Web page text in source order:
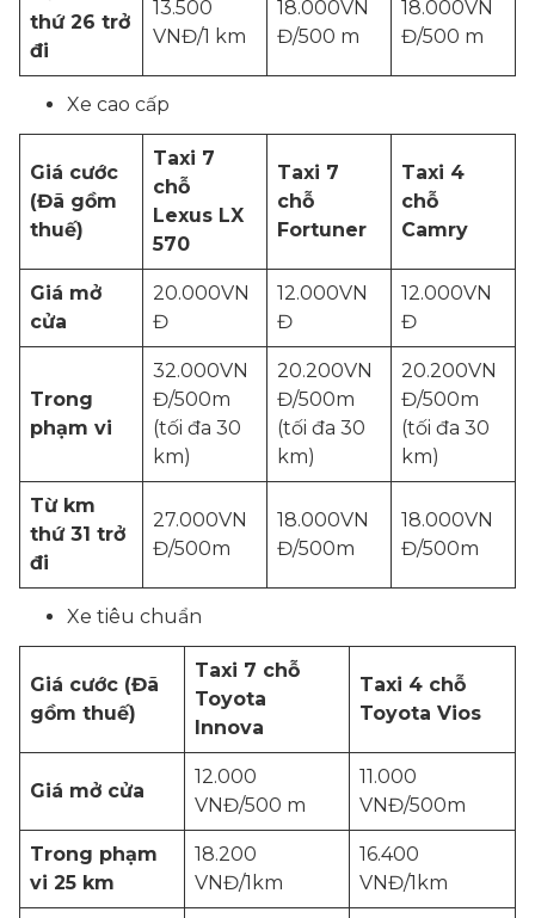
thứ 26 trở
đi
13.500
VNĐ/1 km
18.000VN
Đ/500 m
18.000VN
Đ/500 m
Xe cao cấp
Giá cước
(Đã gồm
thuế)
Taxi 7
chỗ
Lexus LX
570
Taxi 7
chỗ
Fortuner
Taxi 4
chỗ
Camry
Giá mở
cửa
20.000VN
Đ
12.000VN
Đ
12.000VN
Đ
Trong
phạm vi
32.000VN
Đ/500m
(tối đa 30
km)
20.200VN
Đ/500m
(tối đa 30
km)
20.200VN
Đ/500m
(tối đa 30
km)
Từ km
thứ 31 trở
đi
27.000VN
Đ/500m
18.000VN
Đ/500m
18.000VN
Đ/500m
Xe tiêu chuẩn
Giá cước (Đã
gồm thuế)
Taxi 7 chỗ
Toyota
Innova
Taxi 4 chỗ
Toyota Vios
Giá mở cửa
12.000
VNĐ/500 m
11.000
VNĐ/500m
Trong phạm
vi 25 km
18.200
VNĐ/1km
16.400
VNĐ/1km